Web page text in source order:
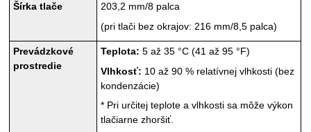
Šírka tlače
203,2 mm/8 palca
(pri tlači bez okrajov: 216 mm/8,5 palca)
Prevádzkové
prostredie
Teplota: 5 až 35 °C (41 až 95 °F)
Vlhkosť: 10 až 90 % relatívnej vlhkosti (bez
kondenzácie)
* Pri určitej teplote a vlhkosti sa môže výkon
tlačiarnezhoršiť.